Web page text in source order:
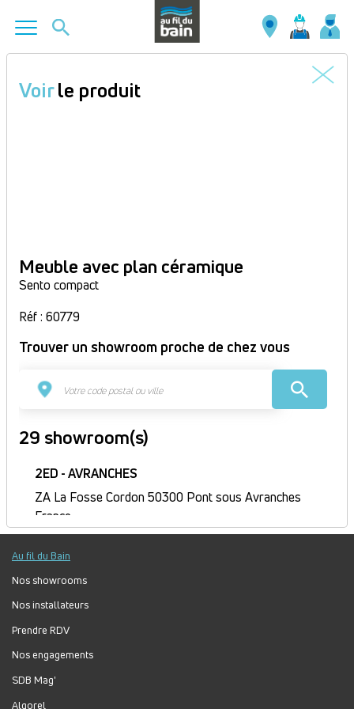
contenu
Voirle produit
Meuble avec plan céramique
Sento compact
Réf : 60779
Trouver un showroom proche de chez vous
29 showroom(s)
2ED - AVRANCHES
ZA La Fosse Cordon 50300 Pont sous Avranches
France
Itinéraire
Fermé
Jour
Plage
horaire
Lundi :
Mardi :
Jeudi :
Vendredi : 8h-12h, 14h-17h
Samedi :
Au fil du Bain
Nos showrooms
Nos installateurs
Prendre RDV
Nos engagements
SDB Mag'
Algorel